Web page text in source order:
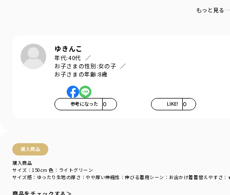
もっと見る…
ゆきんこ
年代:40代
お子さまの性別:女の子
お子さまの年齢:8歳
参考になった 0 LIKE! 0
購入商品
購入商品
サイズ感 ：ゆったり 生地の厚さ ：やや厚い伸縮性 ：伸びる着用シーン ：お出かけ着着替えやすさ
サイズ：150cm 色：ライトグリーン